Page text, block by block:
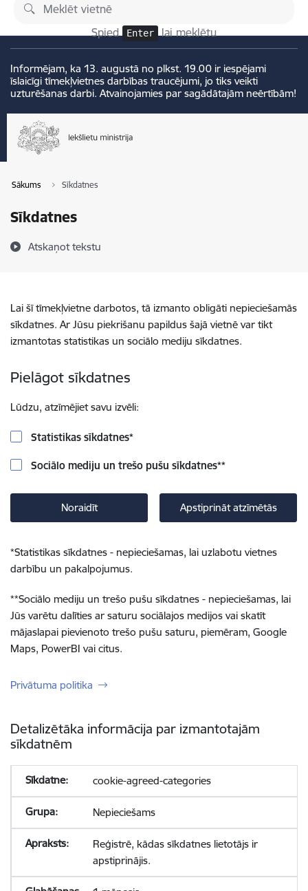
Pāriet uz lapas saturu
Spied Enter lai meklētu
Informējam, ka 13. augustā no plkst. 19.00 ir iespējami
īslaicīgi tīmekļvietnes darbības traucējumi, jo tiks veikti
uzturēšanas darbi. Atvainojamies par sagādātajām neērtībām!
Sākums Sīkdatnes
Sīkdatnes
Atskaņot tekstu
Lai šī tīmekļvietne darbotos, tā izmanto obligāti nepieciešamās
sīkdatnes. Ar Jūsu piekrišanu papildus šajā vietnē var tikt
izmantotas statistikas un sociālo mediju sīkdatnes.
Pielāgot sīkdatnes
Lūdzu, atzīmējiet savu izvēli:
Statistikas sīkdatnes*
Sociālo mediju un trešo pušu sīkdatnes**
Noraidīt Apstiprināt atzīmētās
*Statistikas sīkdatnes - nepieciešamas, lai uzlabotu vietnes
darbību un pakalpojumus.
**Sociālo mediju un trešo pušu sīkdatnes - nepieciešamas, lai
Jūs varētu dalīties ar saturu sociālajos medijos vai skatīt
mājaslapai pievienoto trešo pušu saturu, piemēram, Google
Maps, PowerBI vai citus.
Privātuma politika
Detalizētāka informācija par izmantotajām
sīkdatnēm
cookie-agreed-categories
Nepieciešams
Reģistrē, kādas sīkdatnes lietotājs ir
apstiprinājis.